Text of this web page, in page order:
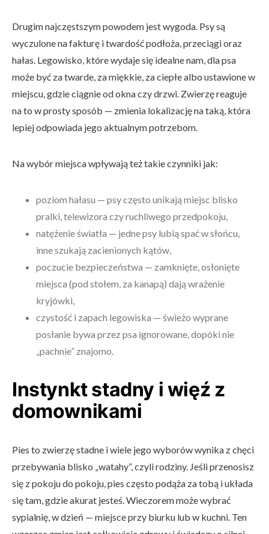
Drugim najczęstszym powodem jest wygoda. Psy są
wyczulone na fakturę i twardość podłoża, przeciągi oraz
hałas. Legowisko, które wydaje się idealne nam, dla psa
może być za twarde, za miękkie, za ciepłe albo ustawione w
miejscu, gdzie ciągnie od okna czy drzwi. Zwierzę reaguje
na to w prosty sposób — zmienia lokalizację na taką, która
lepiej odpowiada jego aktualnym potrzebom.
Na wybór miejsca wpływają też takie czynniki jak:
poziom hałasu — psy często unikają miejsc blisko
pralki, telewizora czy ruchliwego przedpokoju,
natężenie światła — jedne psy lubią spać w słońcu,
inne szukają zacienionych kątów,
poczucie bezpieczeństwa — zamknięte, osłonięte
miejsca (pod stołem, za kanapą) dają wrażenie
kryjówki,
czystość i zapach legowiska — świeżo wyprane
posłanie bywa przez psa ignorowane, dopóki nie
„pachnie” znajomo.
Instynkt stadny i więź z
domownikami
Pies to zwierzę stadne i wiele jego wyborów wynika z chęci
przebywania blisko „watahy”, czyli rodziny. Jeśli przenosisz
się z pokoju do pokoju, pies często podąża za tobą i układa
się tam, gdzie akurat jesteś. Wieczorem może wybrać
sypialnię, w dzień — miejsce przy biurku lub w kuchni. Ten